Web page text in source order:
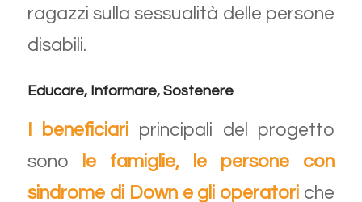
ragazzi sulla sessualità delle persone
disabili.
Educare, Informare, Sostenere
I beneficiari principali del progetto
sono
le famiglie, le persone con
sindrome di Down e gli operatori che